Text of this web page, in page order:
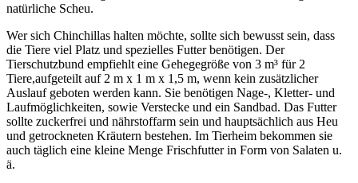
natürliche Scheu.
Wer sich Chinchillas halten möchte, sollte sich bewusst sein, dass
die Tiere viel Platz und spezielles Futter benötigen. Der
Tierschutzbund empfiehlt eine Gehegegröße von 3 m³ für 2
Tiere,aufgeteilt auf 2 m x 1 m x 1,5 m, wenn kein zusätzlicher
Auslauf geboten werden kann. Sie benötigen Nage-, Kletter- und
Laufmöglichkeiten, sowie Verstecke und ein Sandbad. Das Futter
sollte zuckerfrei und nährstoffarm sein und hauptsächlich aus Heu
und getrockneten Kräutern bestehen. Im Tierheim bekommen sie
auch täglich eine kleine Menge Frischfutter in Form von Salaten u.
ä.